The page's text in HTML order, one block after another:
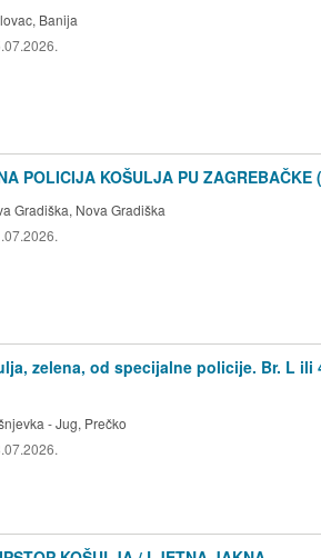
Banija
POLICIJA KOŠULJA PU ZAGREBAČKE
Gradiška, Nova Gradiška
zelena, od specijalne policije. Br. L ili
- Jug, Prečko